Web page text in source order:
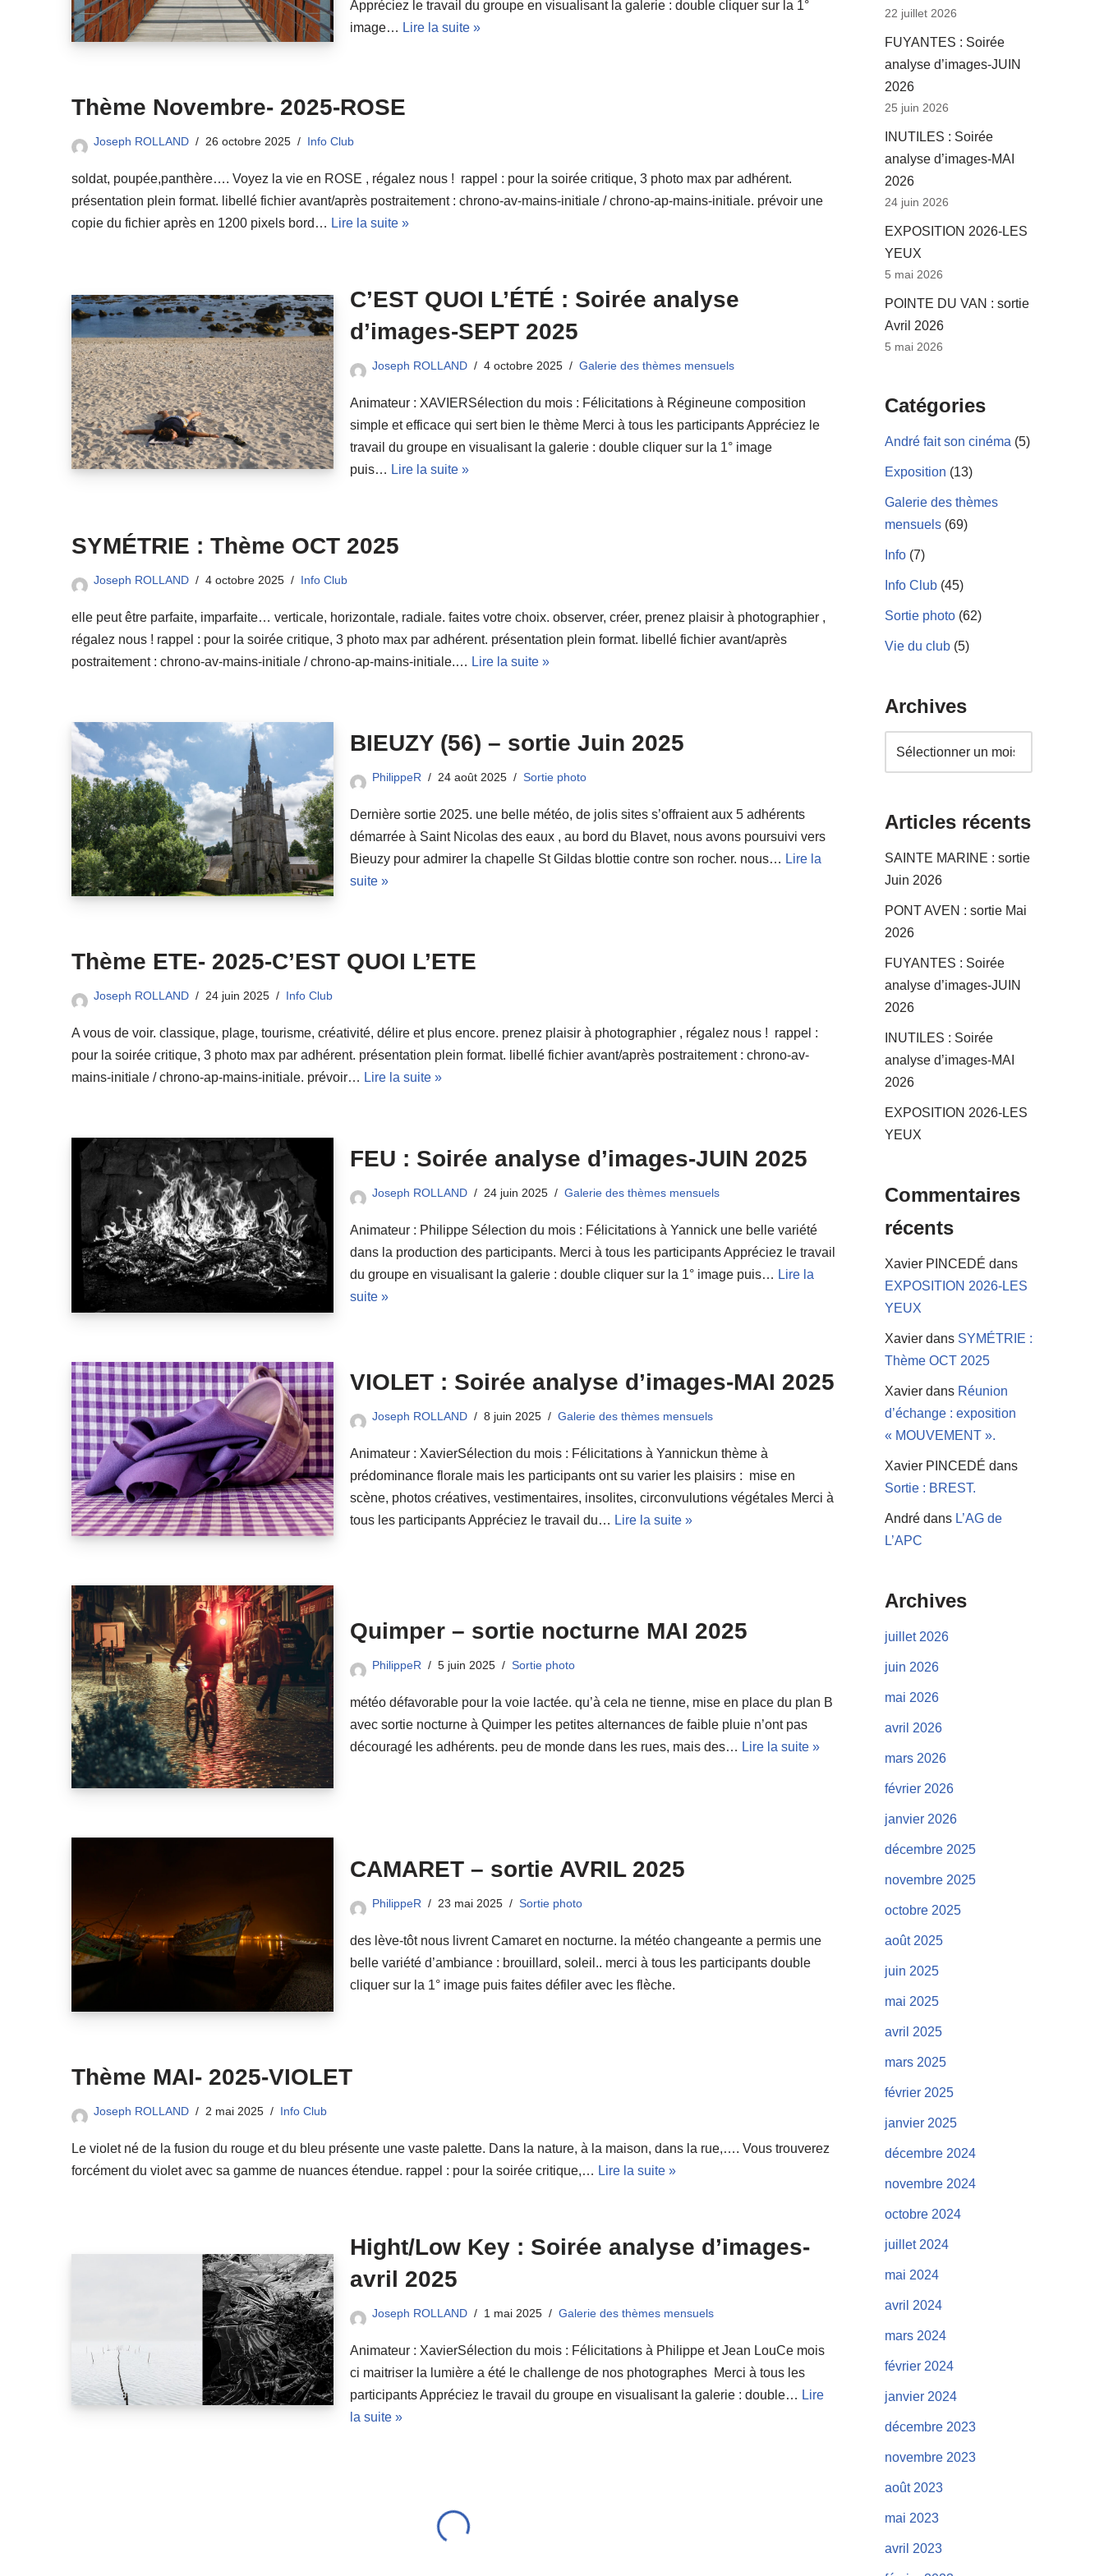
Appréciez le travail du groupe en visualisant la galerie : double cliquer sur la 1°
image… Lire la suite »
Thème Novembre- 2025-ROSE
Joseph ROLLAND 26 octobre 2025 Info Club
soldat, poupée,panthère…. Voyez la vie en ROSE , régalez nous ! rappel : pour la soirée critique, 3 photo max par adhérent.
présentation plein format. libellé fichier avant/après postraitement : chrono-av-mains-initiale / chrono-ap-mains-initiale. prévoir une
copie du fichier après en 1200 pixels bord… Lire la suite »
C’EST QUOI L’ÉTÉ : Soirée analyse
d’images-SEPT 2025
Joseph ROLLAND 4 octobre 2025 Galerie des thèmes mensuels
Animateur : XAVIERSélection du mois : Félicitations à Régineune composition
simple et efficace qui sert bien le thème Merci à tous les participants Appréciez le
travail du groupe en visualisant la galerie : double cliquer sur la 1° image
puis… Lire la suite »
SYMÉTRIE : Thème OCT 2025
Joseph ROLLAND 4 octobre 2025 Info Club
elle peut être parfaite, imparfaite… verticale, horizontale, radiale. faites votre choix. observer, créer, prenez plaisir à photographier ,
régalez nous ! rappel : pour la soirée critique, 3 photo max par adhérent. présentation plein format. libellé fichier avant/après
postraitement : chrono-av-mains-initiale / chrono-ap-mains-initiale.… Lire la suite »
BIEUZY (56) – sortie Juin 2025
PhilippeR 24 août 2025 Sortie photo
Dernière sortie 2025. une belle météo, de jolis sites s’offraient aux 5 adhérents
démarrée à Saint Nicolas des eaux , au bord du Blavet, nous avons poursuivi vers
Bieuzy pour admirer la chapelle St Gildas blottie contre son rocher. nous… Lire la
suite »
Thème ETE- 2025-C’EST QUOI L’ETE
Joseph ROLLAND 24 juin 2025 Info Club
A vous de voir. classique, plage, tourisme, créativité, délire et plus encore. prenez plaisir à photographier , régalez nous ! rappel :
pour la soirée critique, 3 photo max par adhérent. présentation plein format. libellé fichier avant/après postraitement : chrono-av-
mains-initiale / chrono-ap-mains-initiale. prévoir… Lire la suite »
FEU : Soirée analyse d’images-JUIN 2025
Joseph ROLLAND 24 juin 2025 Galerie des thèmes mensuels
Animateur : Philippe Sélection du mois : Félicitations à Yannick une belle variété
dans la production des participants. Merci à tous les participants Appréciez le travail
du groupe en visualisant la galerie : double cliquer sur la 1° image puis… Lire la
suite »
VIOLET : Soirée analyse d’images-MAI 2025
Joseph ROLLAND 8 juin 2025 Galerie des thèmes mensuels
Animateur : XavierSélection du mois : Félicitations à Yannickun thème à
prédominance florale mais les participants ont su varier les plaisirs : mise en
scène, photos créatives, vestimentaires, insolites, circonvulutions végétales Merci à
tous les participants Appréciez le travail du… Lire la suite »
Quimper – sortie nocturne MAI 2025
PhilippeR 5 juin 2025 Sortie photo
météo défavorable pour la voie lactée. qu’à cela ne tienne, mise en place du plan B
avec sortie nocturne à Quimper les petites alternances de faible pluie n’ont pas
découragé les adhérents. peu de monde dans les rues, mais des… Lire la suite »
CAMARET – sortie AVRIL 2025
PhilippeR 23 mai 2025 Sortie photo
des lève-tôt nous livrent Camaret en nocturne. la météo changeante a permis une
belle variété d’ambiance : brouillard, soleil.. merci à tous les participants double
cliquer sur la 1° image puis faites défiler avec les flèche.
Thème MAI- 2025-VIOLET
Joseph ROLLAND 2 mai 2025 Info Club
Le violet né de la fusion du rouge et du bleu présente une vaste palette. Dans la nature, à la maison, dans la rue,…. Vous trouverez
forcément du violet avec sa gamme de nuances étendue. rappel : pour la soirée critique,… Lire la suite »
Hight/Low Key : Soirée analyse d’images-
avril 2025
Joseph ROLLAND 1 mai 2025 Galerie des thèmes mensuels
Animateur : XavierSélection du mois : Félicitations à Philippe et Jean LouCe mois
ci maitriser la lumière a été le challenge de nos photographes Merci à tous les
participants Appréciez le travail du groupe en visualisant la galerie : double… Lire
la suite »
22 juillet 2026
FUYANTES : Soirée
analyse d’images-JUIN
2026
25 juin 2026
INUTILES : Soirée
analyse d’images-MAI
2026
24 juin 2026
EXPOSITION 2026-LES
YEUX
5 mai 2026
POINTE DU VAN : sortie
Avril 2026
5 mai 2026
Catégories
André fait son cinéma (5)
Exposition (13)
Galerie des thèmes
mensuels (69)
Info (7)
Info Club (45)
Sortie photo (62)
Vie du club (5)
Archives
Articles récents
SAINTE MARINE : sortie
Juin 2026
PONT AVEN : sortie Mai
2026
FUYANTES : Soirée
analyse d’images-JUIN
2026
INUTILES : Soirée
analyse d’images-MAI
2026
EXPOSITION 2026-LES
YEUX
Commentaires
récents
Xavier PINCEDÉ dans
EXPOSITION 2026-LES
YEUX
Xavier dans SYMÉTRIE :
Thème OCT 2025
Xavier dans Réunion
d’échange : exposition
« MOUVEMENT ».
Xavier PINCEDÉ dans
Sortie : BREST.
André dans L’AG de
L’APC
Archives
juillet 2026
juin 2026
mai 2026
avril 2026
mars 2026
février 2026
janvier 2026
décembre 2025
novembre 2025
octobre 2025
août 2025
juin 2025
mai 2025
avril 2025
mars 2025
février 2025
janvier 2025
décembre 2024
novembre 2024
octobre 2024
juillet 2024
mai 2024
avril 2024
mars 2024
février 2024
janvier 2024
décembre 2023
novembre 2023
août 2023
mai 2023
avril 2023